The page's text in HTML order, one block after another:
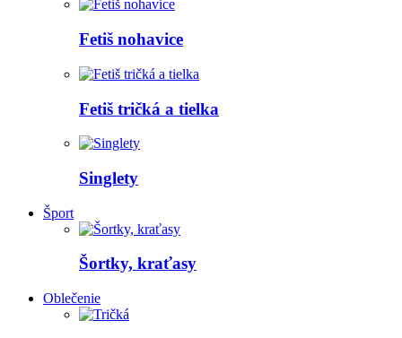
Fetiš nohavice
Fetiš tričká a tielka
Singlety
Šport
Šortky, kraťasy
Oblečenie